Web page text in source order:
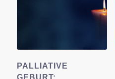
PALLIATIVE
GEBURT: